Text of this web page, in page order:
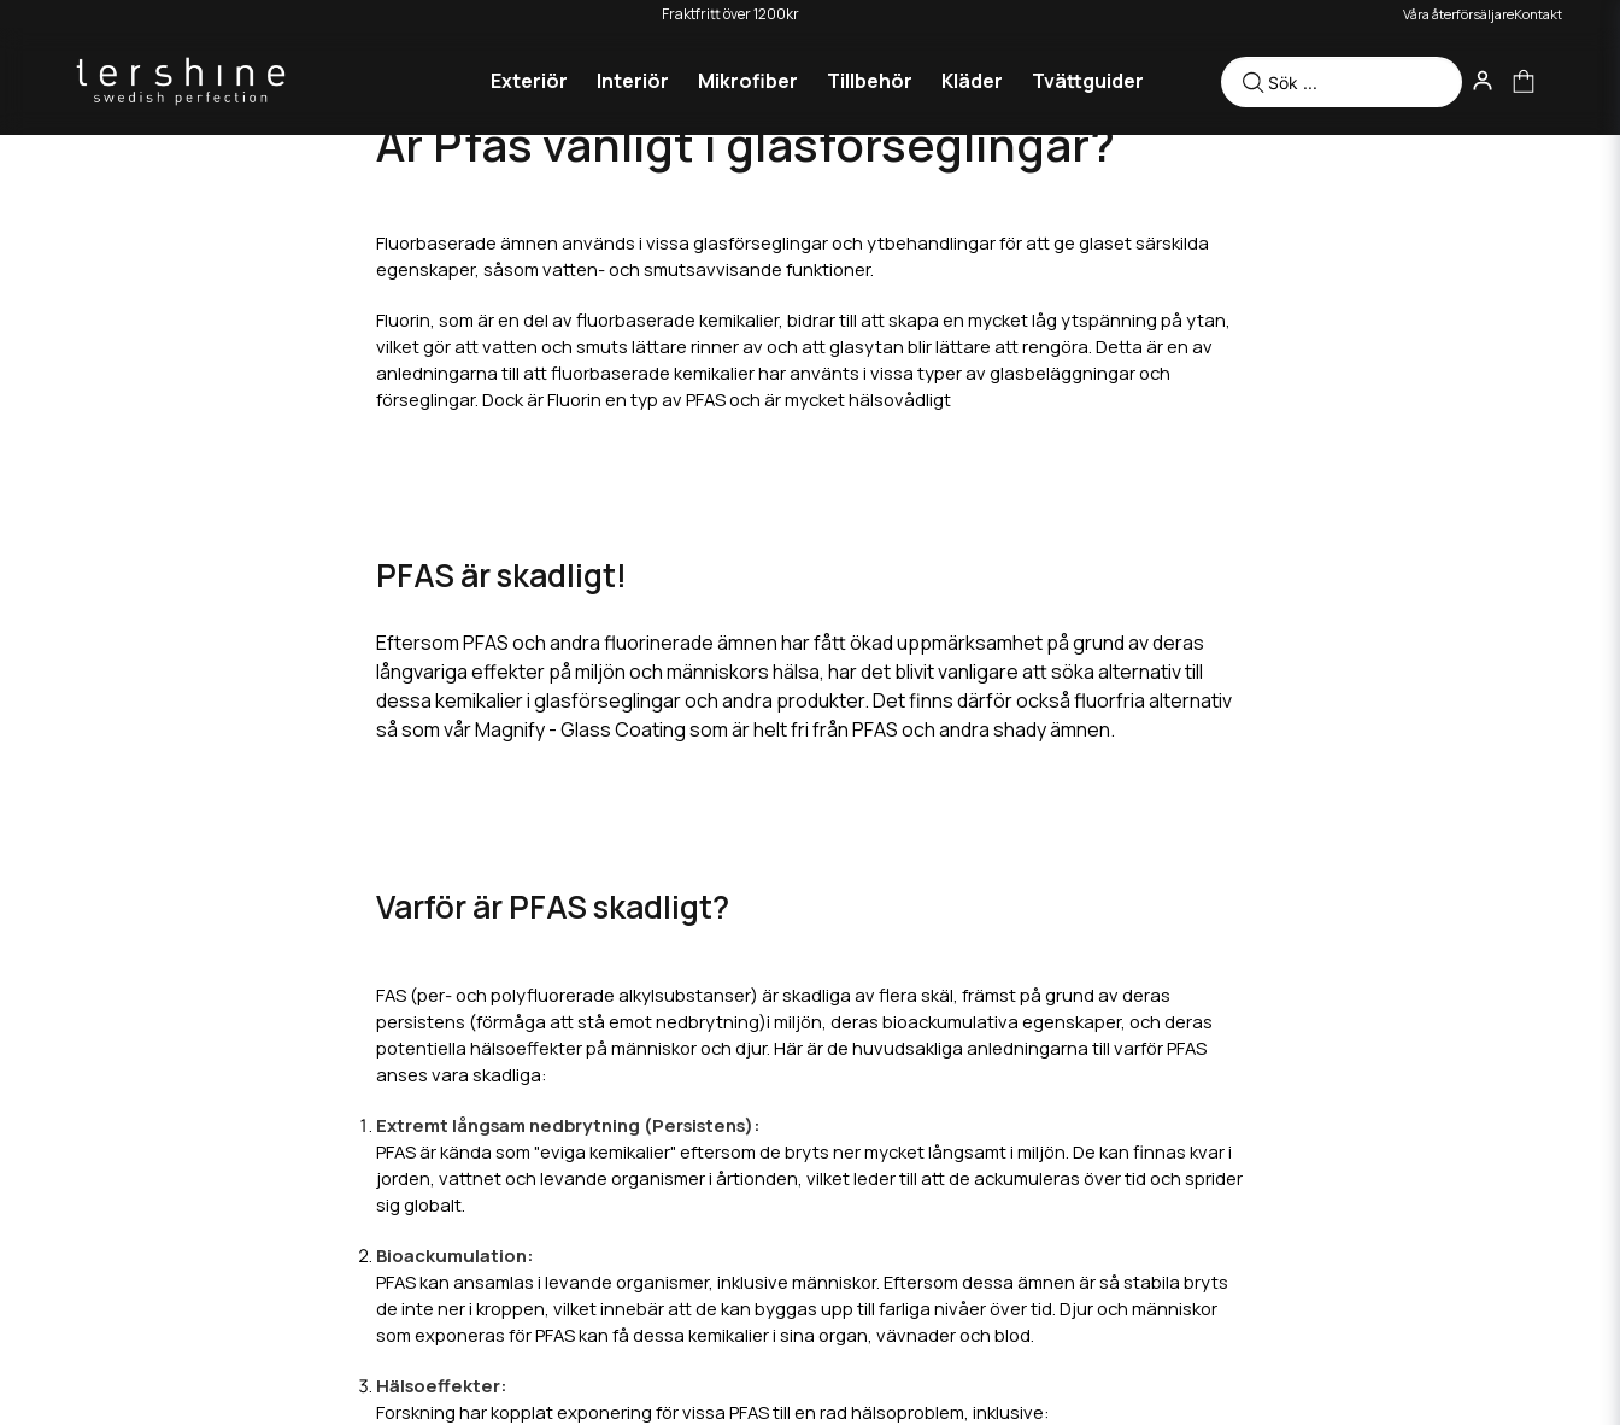
Fraktfritt över 1200kr Våra återförsäljareKontakt
Exteriör Interiör Mikrofiber Tillbehör Kläder Tvättguider
Är Pfas vanligt i glasförseglingar?
Fluorbaserade ämnen används i vissa glasförseglingar och ytbehandlingar för att ge glaset särskilda
egenskaper, såsom vatten- och smutsavvisande funktioner.
Fluorin, som är en del av fluorbaserade kemikalier, bidrar till att skapa en mycket låg ytspänning på ytan,
vilket gör att vatten och smuts lättare rinner av och att glasytan blir lättare att rengöra. Detta är en av
anledningarna till att fluorbaserade kemikalier har använts i vissa typer av glasbeläggningar och
förseglingar. Dock är Fluorin en typ av PFAS och är mycket hälsovådligt
PFAS är skadligt!
Eftersom PFAS och andra fluorinerade ämnen har fått ökad uppmärksamhet på grund av deras
långvariga effekter på miljön och människors hälsa, har det blivit vanligare att söka alternativ till
dessa kemikalier i glasförseglingar och andra produkter. Det finns därför också fluorfria alternativ
så som vår Magnify - Glass Coating som är helt fri från PFAS och andra shady ämnen.
Varför är PFAS skadligt?
FAS (per- och polyfluorerade alkylsubstanser) är skadliga av flera skäl, främst på grund av deras
persistens (förmåga att stå emot nedbrytning)i miljön, deras bioackumulativa egenskaper, och deras
potentiella hälsoeffekter på människor och djur. Här är de huvudsakliga anledningarna till varför PFAS
anses vara skadliga:
Extremt långsam nedbrytning (Persistens):
PFAS är kända som "eviga kemikalier" eftersom de bryts ner mycket långsamt i miljön. De kan finnas kvar i
jorden, vattnet och levande organismer i årtionden, vilket leder till att de ackumuleras över tid och sprider
sig globalt.
Bioackumulation:
PFAS kan ansamlas i levande organismer, inklusive människor. Eftersom dessa ämnen är så stabila bryts
de inte ner i kroppen, vilket innebär att de kan byggas upp till farliga nivåer över tid. Djur och människor
som exponeras för PFAS kan få dessa kemikalier i sina organ, vävnader och blod.
Hälsoeffekter:
Forskning har kopplat exponering för vissa PFAS till en rad hälsoproblem, inklusive: